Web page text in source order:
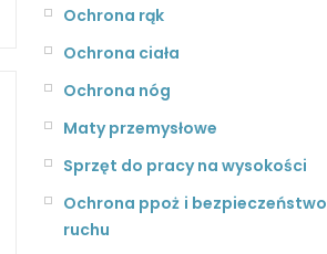
Ochrona rąk
Ochrona ciała
Ochrona nóg
Maty przemysłowe
Sprzęt do pracy na wysokości
Ochrona ppoż i bezpieczeństwo
ruchu